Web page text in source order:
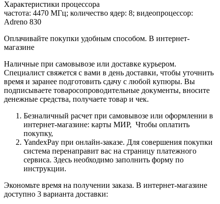
Характеристики процессора
частота: 4470 МГц; количество ядер: 8; видеопроцессор:
Adreno 830
Оплачивайте покупки удобным способом. В интернет-
магазине
Наличные при самовывозе или доставке курьером.
Специалист свяжется с вами в день доставки, чтобы уточнить
время и заранее подготовить сдачу с любой купюры. Вы
подписываете товаросопроводительные документы, вносите
денежные средства, получаете товар и чек.
Безналичный расчет при самовывозе или оформлении в
интернет-магазине: карты МИР, Чтобы оплатить
покупку,
YandexPay при онлайн-заказе. Для совершения покупки
система перенаправит вас на страницу платежного
сервиса. Здесь необходимо заполнить форму по
инструкции.
Экономьте время на получении заказа. В интернет-магазине
доступно 3 варианта доставки: